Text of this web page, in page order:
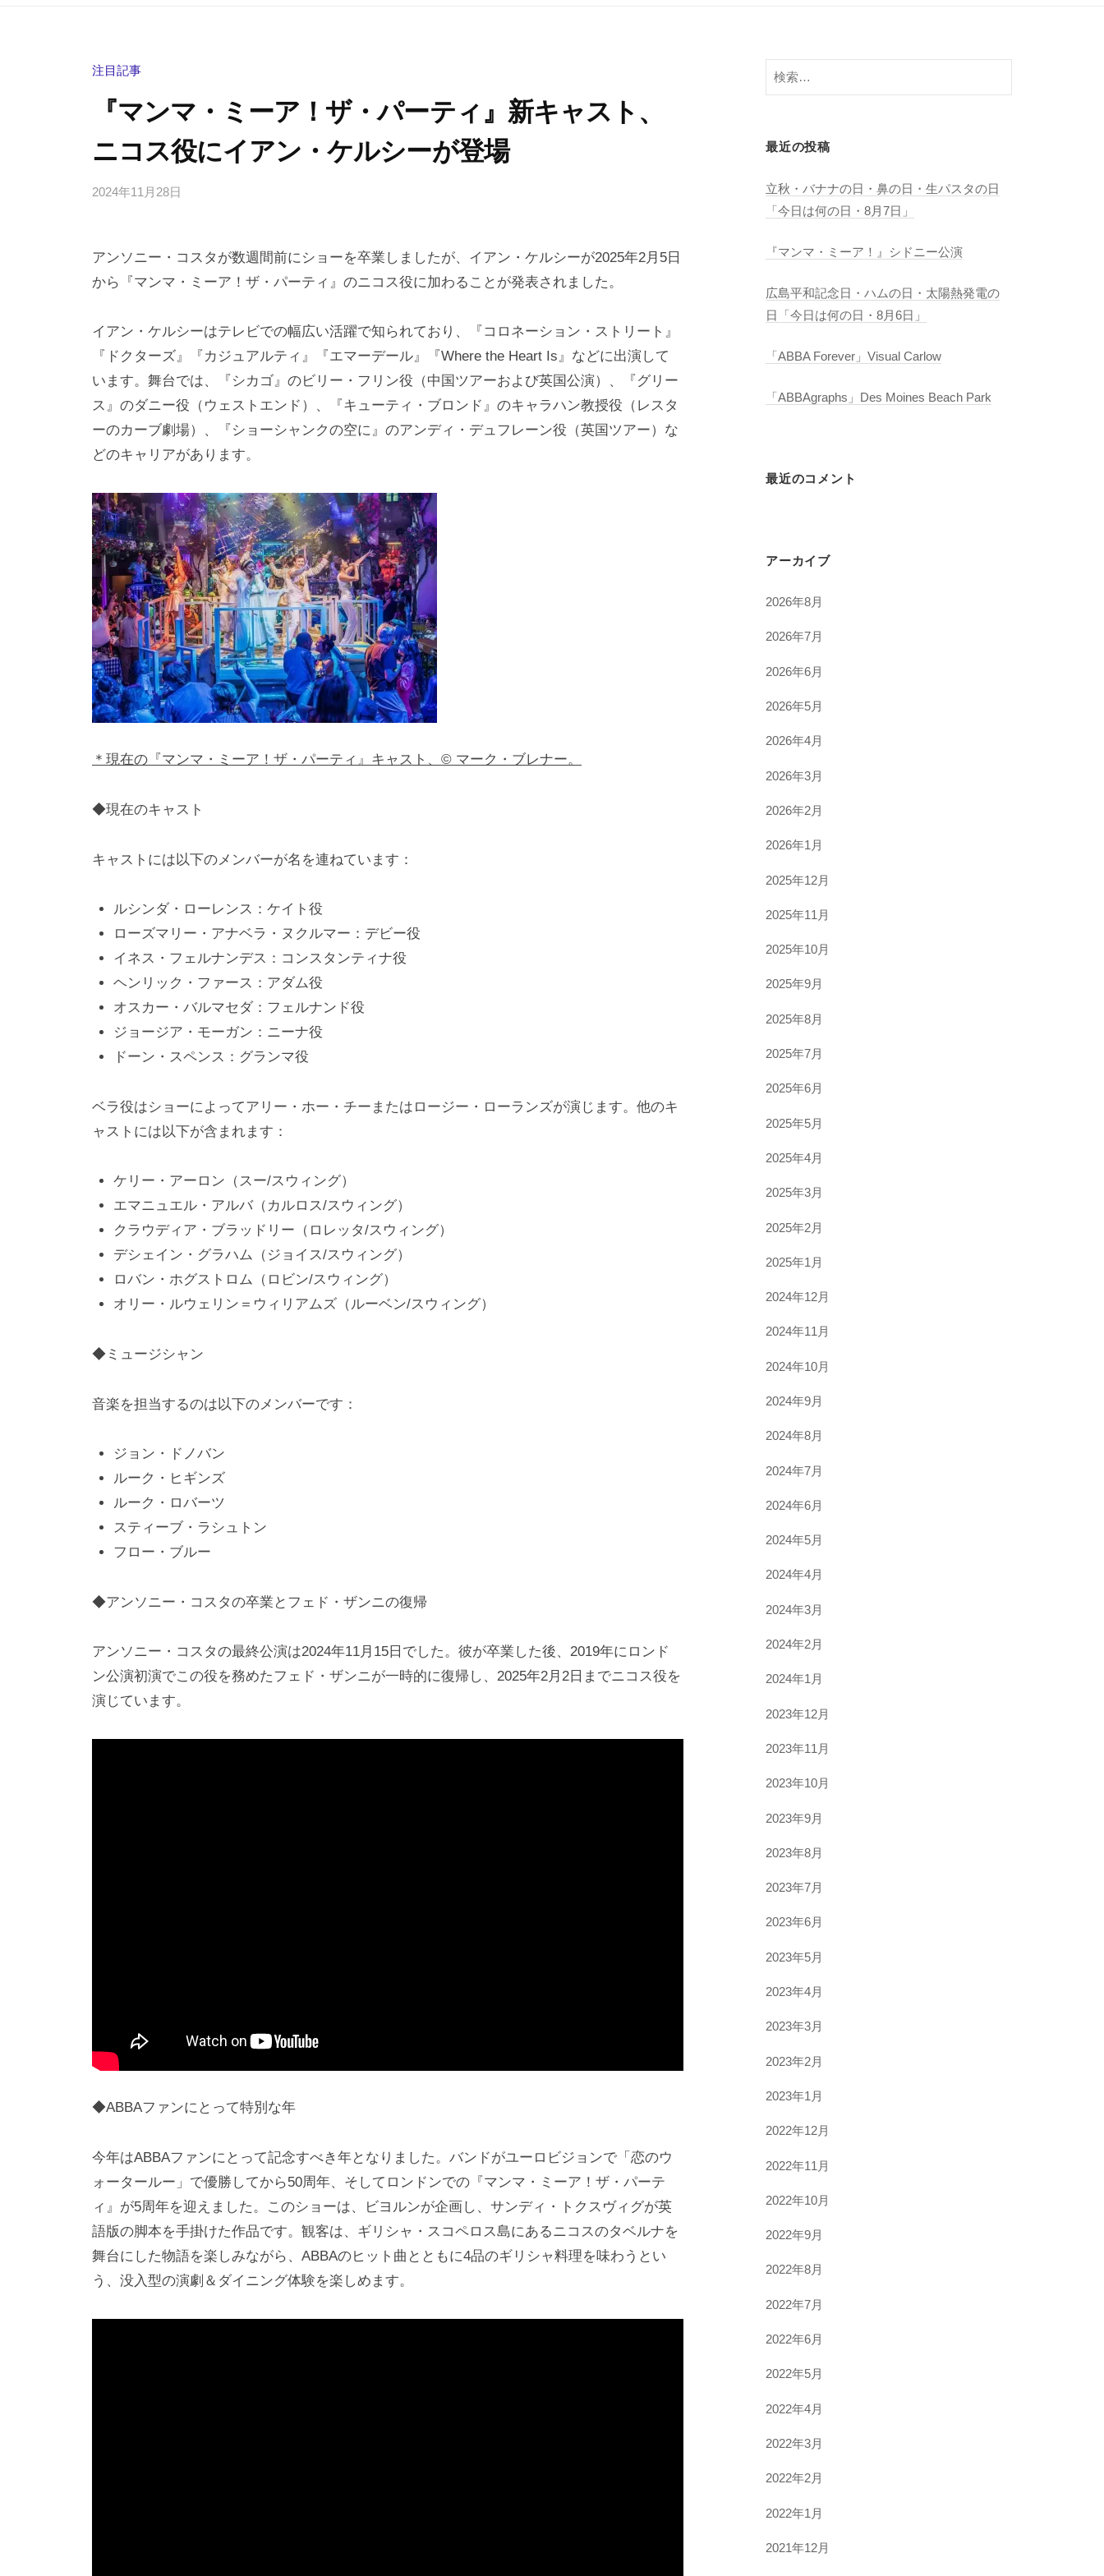
注目記事
『マンマ・ミーア！ザ・パーティ』新キャスト、
ニコス役にイアン・ケルシーが登場
2024年11月28日
i
g
s
y
a
m
a
の
コ
ン
アンソニー・コスタが数週間前にショーを卒業しましたが、イアン・ケルシーが2025年2月5日
から『マンマ・ミーア！ザ・パーティ』のニコス役に加わることが発表されました。
イアン・ケルシーはテレビでの幅広い活躍で知られており、『コロネーション・ストリート』
『ドクターズ』『カジュアルティ』『エマーデール』『Where the Heart Is』などに出演して
います。舞台では、『シカゴ』のビリー・フリン役（中国ツアーおよび英国公演）、『グリー
ス』のダニー役（ウェストエンド）、『キューティ・ブロンド』のキャラハン教授役（レスタ
ーのカーブ劇場）、『ショーシャンクの空に』のアンディ・デュフレーン役（英国ツアー）な
どのキャリアがあります。
＊現在の『マンマ・ミーア！ザ・パーティ』キャスト、© マーク・ブレナー。
◆現在のキャスト
キャストには以下のメンバーが名を連ねています：
ルシンダ・ローレンス：ケイト役
ローズマリー・アナベラ・ヌクルマー：デビー役
イネス・フェルナンデス：コンスタンティナ役
ヘンリック・ファース：アダム役
オスカー・バルマセダ：フェルナンド役
ジョージア・モーガン：ニーナ役
ドーン・スペンス：グランマ役
ベラ役はショーによってアリー・ホー・チーまたはロージー・ローランズが演じます。他のキ
ャストには以下が含まれます：
ケリー・アーロン（スー/スウィング）
エマニュエル・アルバ（カルロス/スウィング）
クラウディア・ブラッドリー（ロレッタ/スウィング）
デシェイン・グラハム（ジョイス/スウィング）
ロバン・ホグストロム（ロビン/スウィング）
オリー・ルウェリン＝ウィリアムズ（ルーベン/スウィング）
◆ミュージシャン
音楽を担当するのは以下のメンバーです：
ジョン・ドノバン
ルーク・ヒギンズ
ルーク・ロバーツ
スティーブ・ラシュトン
フロー・ブルー
◆アンソニー・コスタの卒業とフェド・ザンニの復帰
アンソニー・コスタの最終公演は2024年11月15日でした。彼が卒業した後、2019年にロンド
ン公演初演でこの役を務めたフェド・ザンニが一時的に復帰し、2025年2月2日までニコス役を
演じています。
◆ABBAファンにとって特別な年
今年はABBAファンにとって記念すべき年となりました。バンドがユーロビジョンで「恋のウ
ォータールー」で優勝してから50周年、そしてロンドンでの『マンマ・ミーア！ザ・パーテ
ィ』が5周年を迎えました。このショーは、ビヨルンが企画し、サンディ・トクスヴィグが英
語版の脚本を手掛けた作品です。観客は、ギリシャ・スコペロス島にあるニコスのタベルナを
舞台にした物語を楽しみながら、ABBAのヒット曲とともに4品のギリシャ料理を味わうとい
う、没入型の演劇＆ダイニング体験を楽しめます。
検
索:
最近の投稿
立秋・バナナの日・鼻の日・生パスタの日
「今日は何の日・8月7日」
『マンマ・ミーア！』シドニー公演
広島平和記念日・ハムの日・太陽熱発電の
日「今日は何の日・8月6日」
「ABBA Forever」Visual Carlow
「ABBAgraphs」Des Moines Beach Park
最近のコメント
アーカイブ
2026年8月
2026年7月
2026年6月
2026年5月
2026年4月
2026年3月
2026年2月
2026年1月
2025年12月
2025年11月
2025年10月
2025年9月
2025年8月
2025年7月
2025年6月
2025年5月
2025年4月
2025年3月
2025年2月
2025年1月
2024年12月
2024年11月
2024年10月
2024年9月
2024年8月
2024年7月
2024年6月
2024年5月
2024年4月
2024年3月
2024年2月
2024年1月
2023年12月
2023年11月
2023年10月
2023年9月
2023年8月
2023年7月
2023年6月
2023年5月
2023年4月
2023年3月
2023年2月
2023年1月
2022年12月
2022年11月
2022年10月
2022年9月
2022年8月
2022年7月
2022年6月
2022年5月
2022年4月
2022年3月
2022年2月
2022年1月
2021年12月